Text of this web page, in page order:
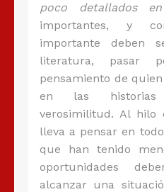
poco detallados
importantes, y
importante deben
literatura, pasar
pensamiento de
en las historias
verosimilitud. Al hilo
lleva a pensar en
que han tenido
oportunidades
alcanzar una